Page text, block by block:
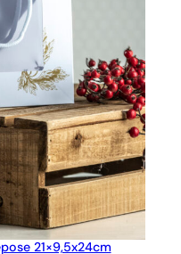
21×9,5x24cm